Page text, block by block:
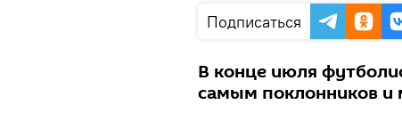
Подписаться
В конце июля
самым поклонников и